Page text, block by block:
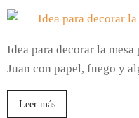
Idea para decorar la mesa
Juan con papel, fuego y
Leer más